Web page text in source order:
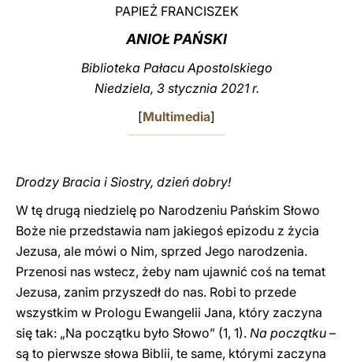
LATINE
PAPIEŻ FRANCISZEK
ANIOŁ PAŃSKI
Biblioteka Pałacu Apostolskiego
Niedziela, 3 stycznia 2021 r.
[Multimedia]
Drodzy Bracia i Siostry, dzień dobry!
W tę drugą niedzielę po Narodzeniu Pańskim Słowo
Boże nie przedstawia nam jakiegoś epizodu z życia
Jezusa, ale mówi o Nim, sprzed Jego narodzenia.
Przenosi nas wstecz, żeby nam ujawnić coś na temat
Jezusa, zanim przyszedł do nas. Robi to przede
wszystkim w Prologu Ewangelii Jana, który zaczyna
się tak: „Na początku było Słowo” (1, 1). Na początku –
są to pierwsze słowa Biblii, te same, którymi zaczyna